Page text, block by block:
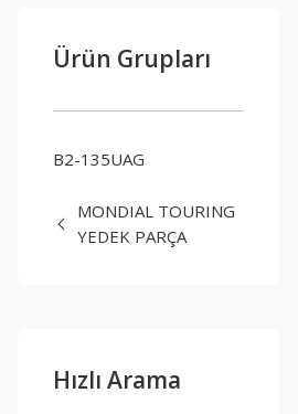
Ürün Grupları
B2-135UAG
MONDIAL TOURING
YEDEK PARÇA
Hızlı Arama